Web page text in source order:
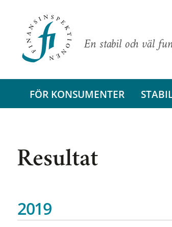
En stabil och väl
FÖR KONSUMENTER
Resultat
2019